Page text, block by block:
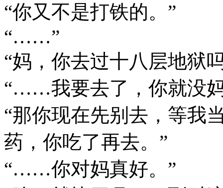
“你又不是打铁的。”
“……”
“妈，你去过十八层地狱
“……我要去了，你就没
“那你现在先别去，等我
药，你吃了再去。”
“……你对妈真好。”